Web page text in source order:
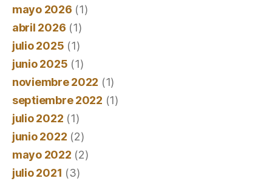
mayo 2026 (1)
abril 2026 (1)
julio 2025 (1)
junio 2025 (1)
noviembre 2022 (1)
septiembre 2022 (1)
julio 2022 (1)
junio 2022 (2)
mayo 2022 (2)
julio 2021 (3)